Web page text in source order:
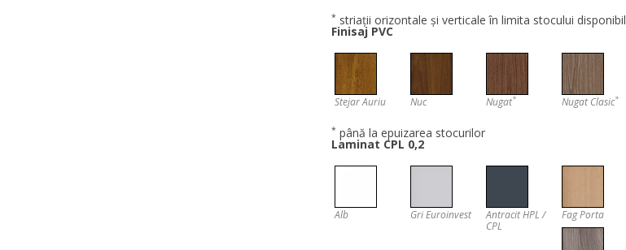
* striații orizontale și verticale în limita stocului disponibil
Finisaj PVC
Stejar Auriu Nuc Nugat* Nugat Clasic*
* până la epuizarea stocurilor
Laminat CPL 0,2
Alb Gri Euroinvest
Antracit HPL /
CPL
Fag Porta